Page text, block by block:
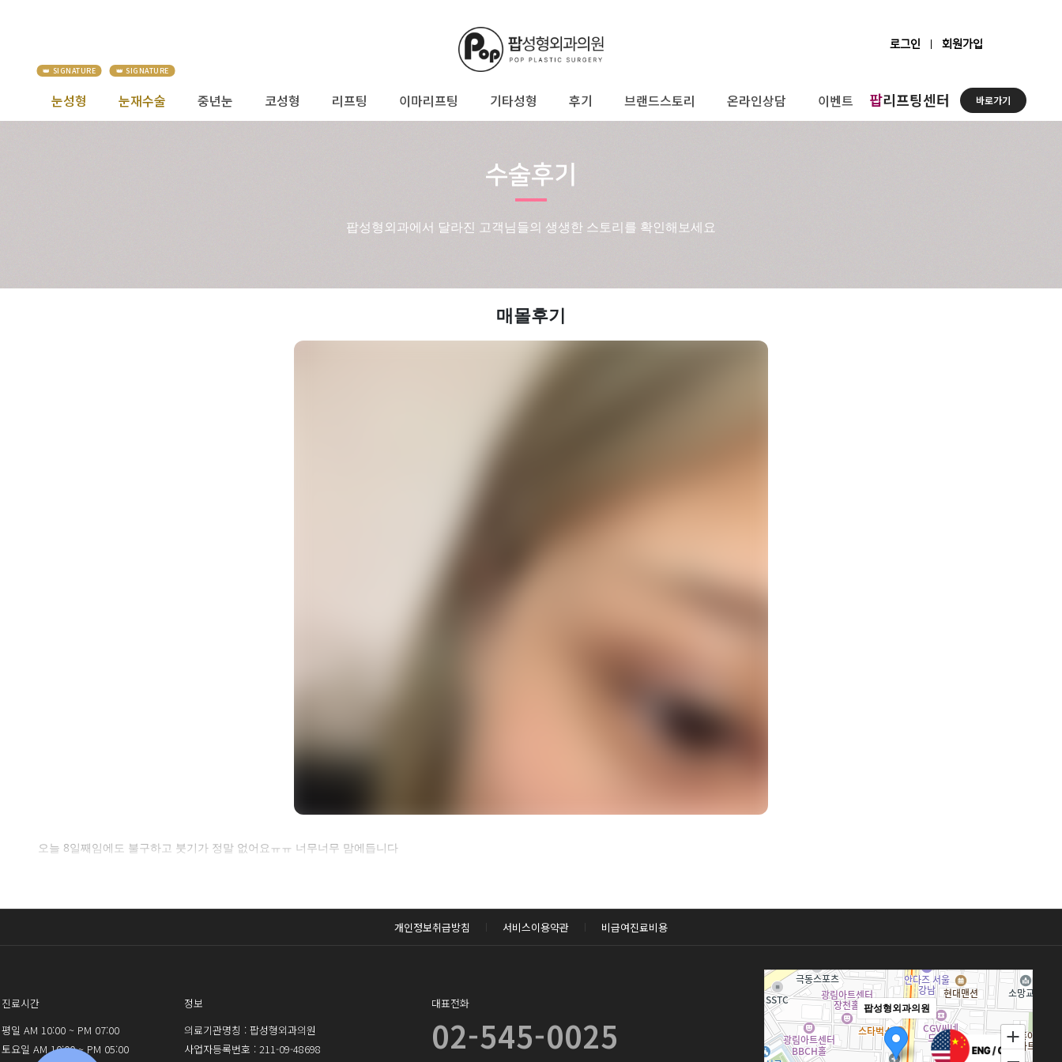
로그인 회원가입
눈성형 눈재수술 중년눈 코성형 리프팅 이마리프팅 기타성형 후기 브랜드스토리 온라인상담 이벤트 팝리프팅센터 바로가기
수술후기
팝성형외과에서 달라진 고객님들의 생생한 스토리를 확인해보세요
매몰후기
셀카후기 전체 내용은
로그인하기
오늘 8일째임에도 불구하고 붓기가 정말 없어요ㅠㅠ 너무너무 맘에듭니다
개인정보취급방침 서비스이용약관 비급여진료비용
진료시간
평일 AM 10:00 ~ PM 07:00
토요일 AM 10:00 ~ PM 05:00
정보
의료기관명칭 : 팝성형외과의원
사업자등록번호 : 211-09-48698
대표전화
02-545-0025
팝성형외과의원